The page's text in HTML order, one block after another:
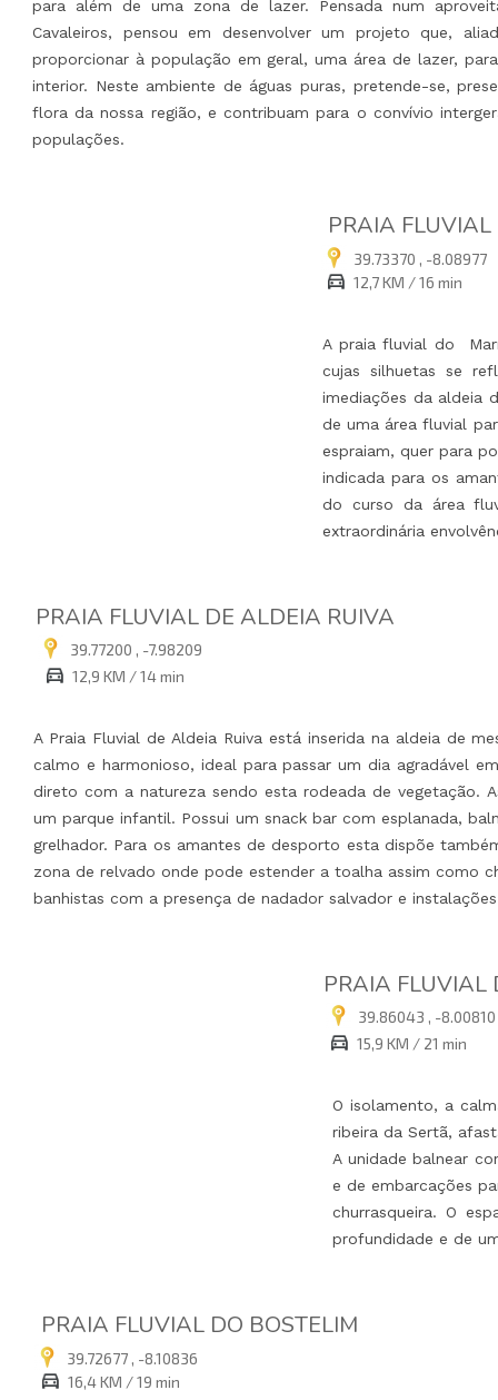
para além de uma zona de lazer. Pensada num
Cavaleiros, pensou em desenvolver um projeto que,
proporcionar à população em geral, uma área de lazer,
interior. Neste ambiente de águas puras, pretende-se,
flora da nossa região, e contribuam para o convívio
populações.
A praia fluvial do
cujas silhuetas se
imediações da aldeia
de uma área fluvial
espraiam, quer para
indicada para os
do curso da área
extraordinária
39.73370 , -8.08977
PRAIA
12,7 KM / 16 min
O isolamento, a
ribeira da Sertã,
A unidade balnear
e de embarcações
churrasqueira. O
profundidade e de
39.86043 , -8.00810
PRAIA FLUVIAL
15,9 KM / 21 min
39.72677 , -8.10836
PRAIA FLUVIAL DO BOSTELIM
16,4 KM / 19 min
A Praia Fluvial de Aldeia Ruiva está inserida na aldeia de
calmo e harmonioso, ideal para passar um dia agradável
direto com a natureza sendo esta rodeada de vegetação.
um parque infantil. Possui um snack bar com esplanada,
grelhador. Para os amantes de desporto esta dispõe
zona de relvado onde pode estender a toalha assim como
banhistas com a presença de nadador salvador e
39.77200 , -7.98209
PRAIA FLUVIAL DE ALDEIA RUIVA
12,9 KM / 14 min